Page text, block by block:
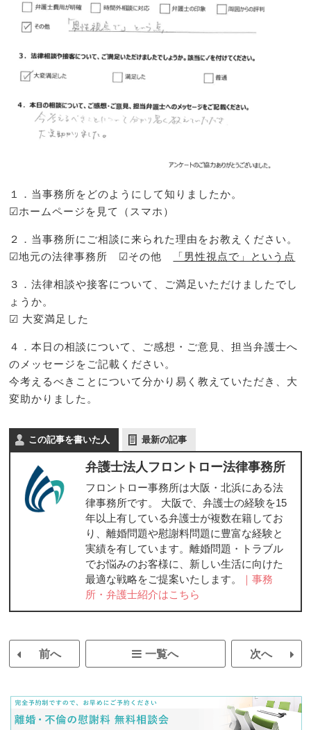
１．当事務所をどのようにして知りましたか。
☑ホームページを見て（スマホ）
２．当事務所にご相談に来られた理由をお教えください。
☑地元の法律事務所 ☑その他
「男性視点で」という点
３．法律相談や接客について、ご満足いただけましたでし
ょうか。
☑ 大変満足した
４．本日の相談について、ご感想・ご意見、担当弁護士へ
のメッセージをご記載ください。
今考えるべきことについて分かり易く教えていただき、大
変助かりました。
この記事を書いた人 最新の記事
弁護士法人フロントロー法律事務所
フロントロー事務所は大阪・北浜にある法
律事務所です。 大阪で、弁護士の経験を15
年以上有している弁護士が複数在籍してお
り、離婚問題や慰謝料問題に豊富な経験と
実績を有しています。離婚問題・トラブル
でお悩みのお客様に、新しい生活に向けた
最適な戦略をご提案いたします。
｜事務
所・弁護士紹介はこちら
前へ 一覧へ 次へ